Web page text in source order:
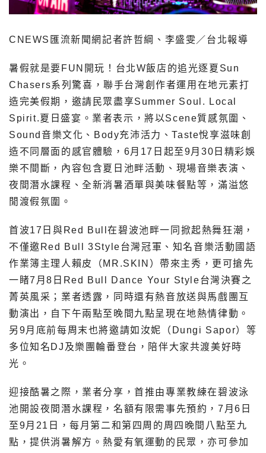
CNEWS匯流新聞網記者許哲綱、李盛雯／台北報導
暑假就是要FUN開玩！台北W飯店的追光逐夏Sun
Chasers系列驚喜，聯手台灣創作者運用在地元素打
造完美假期，邀請民眾盡享Summer Soul. Local
Spirit.夏日盛宴。業者表示，將以Scene質感氛圍、
Sound音樂文化、Body充沛活力、Taste悅享滋味創
造不同層面的感官體驗，6月17日起至9月30日精彩娛
樂不間斷，內容包含夏日池畔活動、現場音樂表演、
夜間潛水課程、全新消暑酒單與美味餐點等，滿溢悠
閒渡假氛圍。
首波17日與Red Bull在碧波池畔一同掀起熱舞狂潮，
不僅邀Red Bull 3Style台灣冠軍、知名音樂活動國語
作業簿主理人賴皮（MR.SKIN）帶來主秀，更可搶先
一睹7月8日Red Bull Dance Your Style台灣決賽之
菁英風采；業者透露，同時還有熱音放送與馬戲團互
動演出，自下午兩點至晚間九點呈現在地熱情律動。
另9月底前每周末也將邀請如汝妮（Dungi Sapor）等
多位知名DJ及樂團輪番登台，陪伴大家共渡美好時
光。
迎接酷暑之際，業者分享，首推由專業教練在碧波泳
池開設夜間潛水課程，名額有限需事先預約，7月6日
至9月21日，每月第二和第四周的周四晚間八點至九
點，提供消暑解方。熱愛有氧運動的民眾，亦可參加